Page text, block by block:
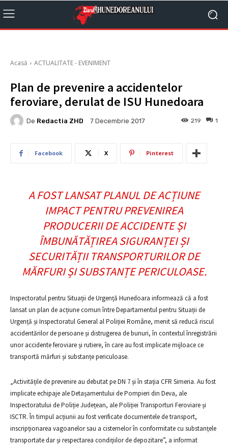
Acasă ACTUALITATE - EVENIMENT
Plan de prevenire a accidentelor
feroviare, derulat de ISU Hunedoara
De Redactia ZHD 7 Decembrie 2017 1
219
Facebook X Pinterest
A FOST LANSAT PLANUL DE ACȚIUNE
IMPACT PENTRU PREVENIREA
PRODUCERII DE ACCIDENTE ȘI
ÎMBUNĂTĂȚIREA SIGURANȚEI ȘI
SECURITĂȚII TRANSPORTURILOR DE
MĂRFURI ȘI SUBSTANȚE PERICULOASE.
Inspectoratul pentru Situații de Urgență Hunedoara informează că a fost
lansat un plan de acțiune comun între Departamentul pentru Situații de
Urgență și Inspectoratul General al Poliției Române, menit să reducă riscul
accidentărilor de persoane și distrugerea de bunuri, în contextul înregistrării
unor accidente feroviare și rutiere, în care au fost implicate mijloace ce
transportă mărfuri și substanțe periculoase.
„Activitățile de prevenire au debutat pe DN 7 și în stația CFR Simeria. Au fost
implicate echipaje ale Detașamentului de Pompieri din Deva, ale
Inspectoratului de Poliție Județean, ale Poliției Transporturi Feroviare și
ISCTR. În timpul acțiunii au fost verificate documentele de transport,
inscripționarea vagoanelor sau a cisternelor în conformitate cu substanțele
transportate dar și respectarea condițiilor de depozitare”, a informat